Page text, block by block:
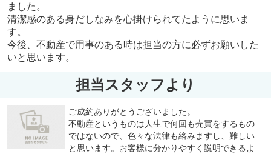
ました。
清潔感のある身だしなみを心掛けられてたように思いま
す。
今後、不動産で用事のある時は担当の方に必ずお願いした
いと思います。
担当スタッフより
ご成約ありがとうございました。
不動産というものは人生で何回も売買をするもの
ではないので、色々な法律も絡みますし、難しい
と思います。お客様に分かりやすく説明できるよ